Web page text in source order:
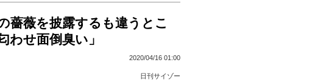
薔薇を披露するも違うとこ
わせ面倒臭い」
2020/04/16 01:00
日刊サイゾー